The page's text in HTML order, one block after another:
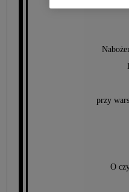
przy
O
dokładnych